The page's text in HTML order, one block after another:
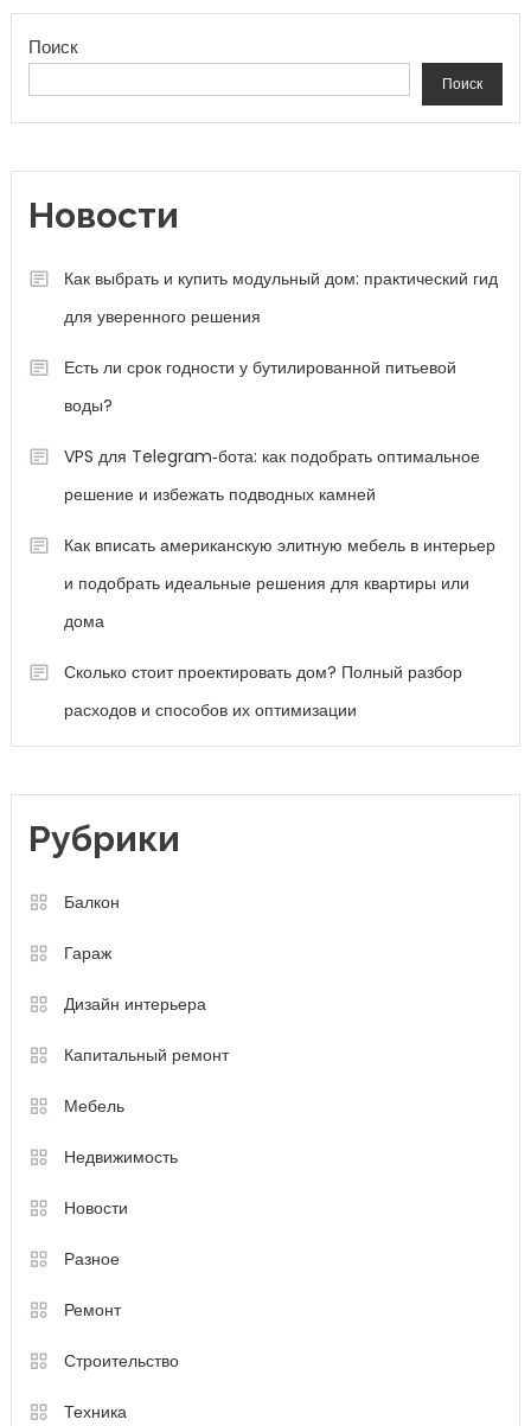
Поиск
Поиск
Новости
Как выбрать и купить модульный дом: практический гид
для уверенного решения
Есть ли срок годности у бутилированной питьевой
воды?
VPS для Telegram‑бота: как подобрать оптимальное
решение и избежать подводных камней
Как вписать американскую элитную мебель в интерьер
и подобрать идеальные решения для квартиры или
дома
Сколько стоит проектировать дом? Полный разбор
расходов и способов их оптимизации
Рубрики
Балкон
Гараж
Дизайн интерьера
Капитальный ремонт
Мебель
Недвижимость
Новости
Разное
Ремонт
Строительство
Техника